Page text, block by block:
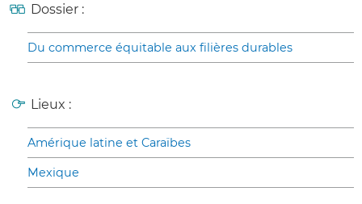
Dossier :
Du commerce équitable aux filières durables
Lieux :
Amérique latine et Caraïbes
Mexique